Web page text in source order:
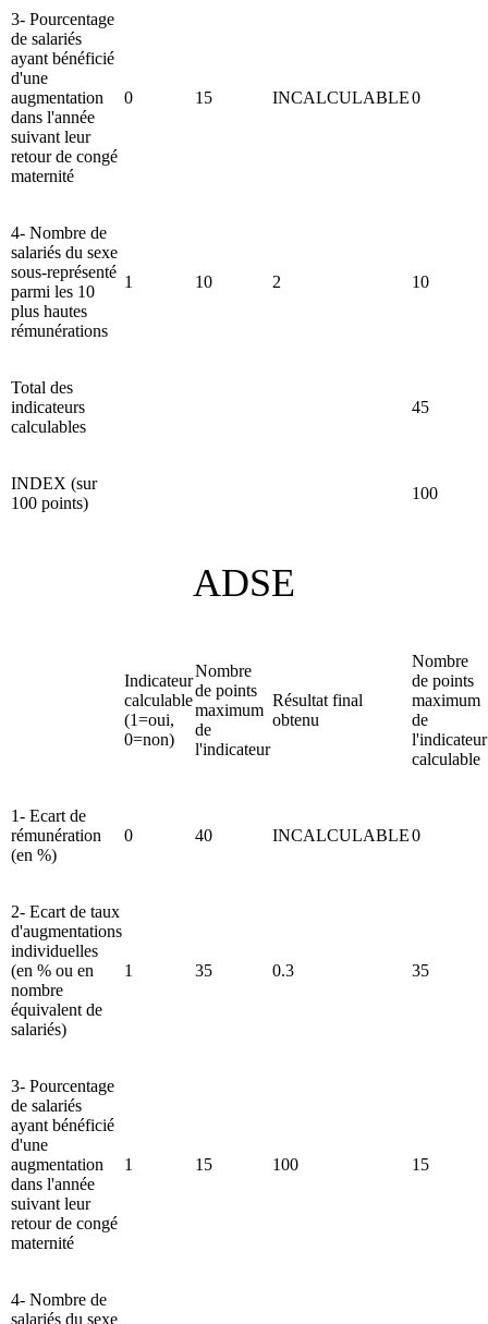
3- Pourcentage
de salariés
ayant bénéficié
d'une
augmentation
dans l'année
suivant leur
retour de congé
maternité
0 15 INCALCULABLE0
4- Nombre de
salariés du sexe
sous-représenté
parmi les 10
plus hautes
rémunérations
1 10 2 10
Total des
indicateurs
calculables
45
INDEX (sur
100 points)
100
ADSE
Indicateur
calculable
(1=oui,
0=non)
Nombre
de points
maximum
de
l'indicateur
Résultat final
obtenu
Nombre
de points
maximum
de
l'indicateur
calculable
1- Ecart de
rémunération
(en %)
0 40 INCALCULABLE0
2- Ecart de taux
d'augmentations
individuelles
(en % ou en
nombre
équivalent de
salariés)
1 35 0.3 35
3- Pourcentage
de salariés
ayant bénéficié
d'une
augmentation
dans l'année
suivant leur
retour de congé
maternité
1 15 100 15
4- Nombre de
salariés du sexe